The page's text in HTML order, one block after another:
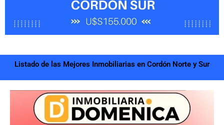
Listado de las Mejores Inmobiliarias en Cordón Norte y Sur